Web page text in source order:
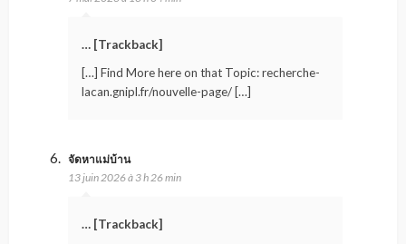
… [Trackback]
[…] Find More here on that Topic: recherche-
lacan.gnipl.fr/nouvelle-page/ […]
จัดหาแม่บ้าน
13 juin 2026 à 3 h 26 min
… [Trackback]